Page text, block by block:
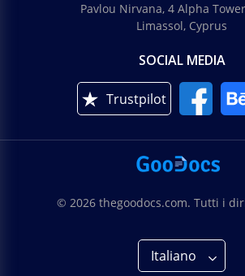
Pavlou Nirvana, 4 Alpha
Limassol, Cyprus
SOCIAL MEDIA
Trustpilot
© 2026 thegoodocs.com. Tutti i
Italiano